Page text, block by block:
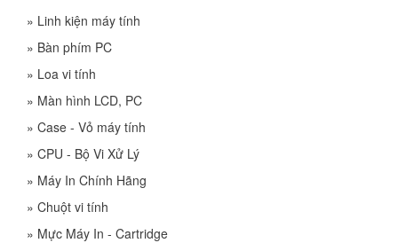
» Linh kiện máy tính
» Bàn phím PC
» Loa vi tính
» Màn hình LCD, PC
» Case - Vỏ máy tính
» CPU - Bộ Vi Xử Lý
» Máy In Chính Hãng
» Chuột vi tính
» Mực Máy In - Cartridge